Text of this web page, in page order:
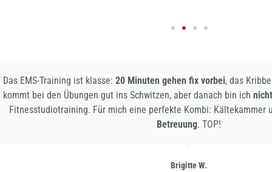
Super Studio mit tollen Trainern. Egal mit welchem Trainer man
man geht gerne bis an seineLeistungsgrenze. Ich mache
auch die neue Galileo Platte schon ausprobiert. Jedes Training
gehe gerne zu VITALuxe.
Jan G.